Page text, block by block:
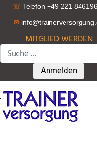
☏ Telefon +49 221
✉
MITGLIED WERDEN
Suchen
Type 2 or
Anmelden